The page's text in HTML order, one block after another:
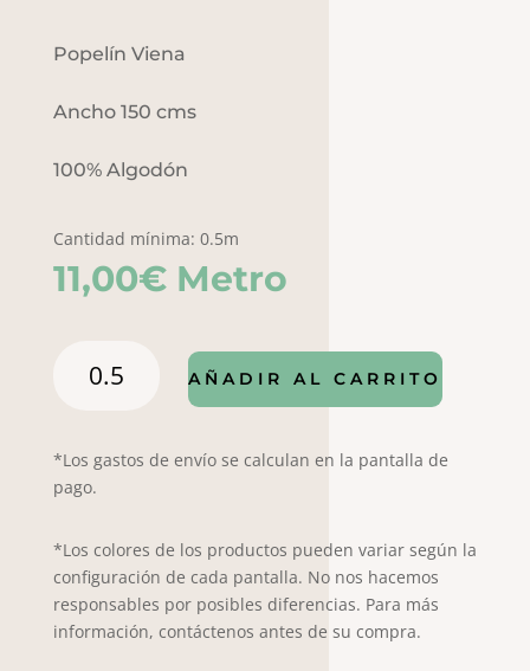
Popelín Viena
Ancho 150 cms
100% Algodón
Cantidad mínima: 0.5m
11,00€ Metro
Viena
AÑADIR AL CARRITO
*Los gastos de envío se calculan en la pantalla de
pago.
*Los colores de los productos pueden variar según la
configuración de cada pantalla. No nos hacemos
responsables por posibles diferencias. Para más
información, contáctenos antes de su compra.